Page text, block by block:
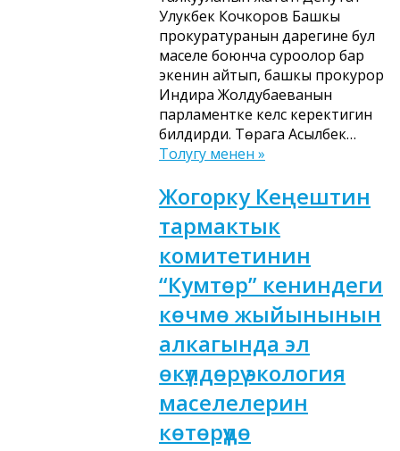
Улукбек Кочкоров Башкы
прокуратуранын дарегине бул
маселе боюнча суроолор бар
экенин айтып, башкы прокурор
Индира Жолдубаеванын
парламентке келүүсү керектигин
билдирди. Төрага Асылбек…
Толугу менен »
Жогорку Кеңештин
тармактык
комитетинин
“Кумтөр” кениндеги
көчмө жыйынынын
алкагында эл
өкүлдөрү экология
маселелерин
көтөрүүдө